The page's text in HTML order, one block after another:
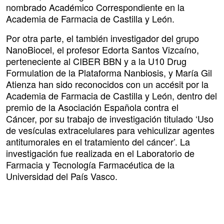
nombrado Académico Correspondiente en la
Academia de Farmacia de Castilla y León.
Por otra parte, el también investigador del grupo
NanoBiocel, el profesor Edorta Santos Vizcaíno,
perteneciente al CIBER BBN y a la U10 Drug
Formulation de la Plataforma Nanbiosis, y María Gil
Atienza han sido reconocidos con un accésit por la
Academia de Farmacia de Castilla y León, dentro del
premio de la Asociación Española contra el
Cáncer, por su trabajo de investigación titulado ‘Uso
de vesículas extracelulares para vehiculizar agentes
antitumorales en el tratamiento del cáncer’. La
investigación fue realizada en el Laboratorio de
Farmacia y Tecnología Farmacéutica de la
Universidad del País Vasco.